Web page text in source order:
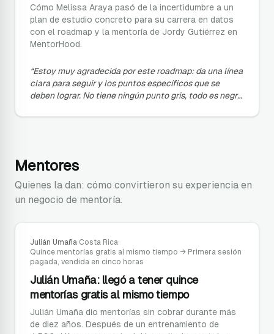
Cómo Melissa Araya pasó de la incertidumbre a un
plan de estudio concreto para su carrera en datos
con el roadmap y la mentoría de Jordy Gutiérrez en
MentorHood.
“Estoy muy agradecida por este roadmap: da una línea
clara para seguir y los puntos específicos que se
deben lograr. No tiene ningún punto gris, todo es negro
Mentores
Quienes la dan: cómo convirtieron su experiencia en
un negocio de mentoría.
Julián Umaña·Costa Rica·
Quince mentorías gratis al mismo tiempo → Primera sesión
pagada, vendida en cinco horas
Julián Umaña: llegó a tener quince
mentorías gratis al mismo tiempo
Julián Umaña dio mentorías sin cobrar durante más
de diez años. Después de un entrenamiento de